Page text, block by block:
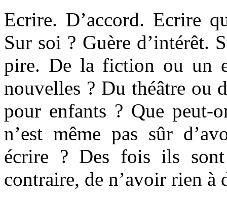
Ecrire. D’accord. Ecrire
Sur soi ? Guère d’intérêt.
pire. De la fiction ou un
nouvelles ? Du théâtre ou
pour enfants ? Que peut-
n’est même pas sûr
écrire ? Des fois ils
contraire, de n’avoir rien à